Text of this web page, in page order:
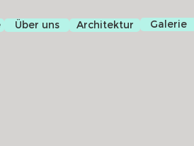
Über uns Architektur Galerie